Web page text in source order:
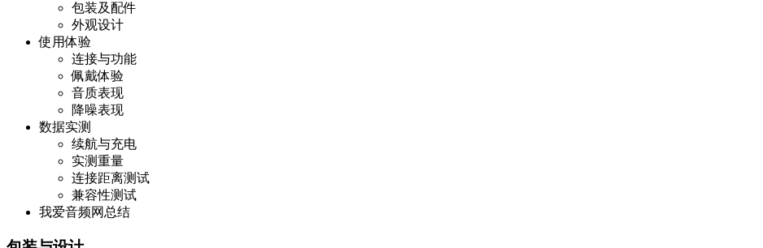
包装及配件
外观设计
使用体验
连接与功能
佩戴体验
音质表现
降噪表现
数据实测
续航与充电
实测重量
连接距离测试
兼容性测试
我爱音频网总结